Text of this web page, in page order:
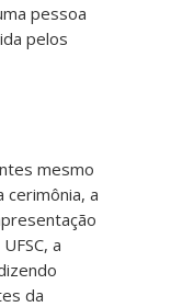
pessoa
pelos
mesmo
cerimônia, a
a
da